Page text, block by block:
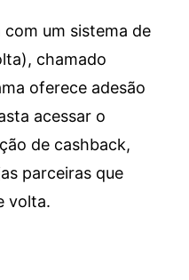
um sistema de
chamado
oferece adesão
acessar o
de cashback,
parceiras que
volta.